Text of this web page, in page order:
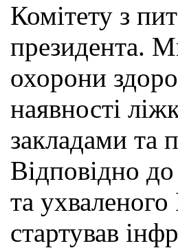
Комітету з
президента.
охорони
наявності
закладами та
Відповідно
та
стартував